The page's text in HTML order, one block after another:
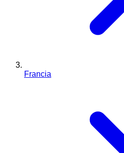
Francia